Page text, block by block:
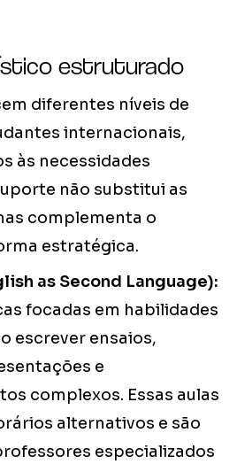
estruturado
diferentes níveis de
internacionais,
às necessidades
não substitui as
complementa o
estratégica.
as Second Language):
focadas em habilidades
escrever ensaios,
e
complexos. Essas aulas
alternativos e são
especializados